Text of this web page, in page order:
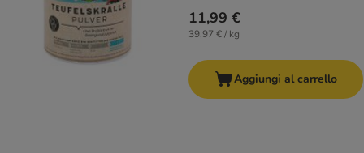
11,99 €
39,97 € / kg
Aggiungi al carrello